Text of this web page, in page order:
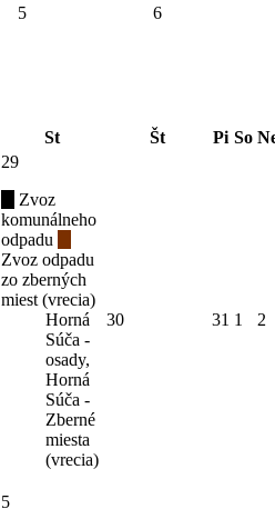
5 6
St Št Pi So
29
Zvoz
komunálneho
odpadu
Zvoz odpadu
zo zberných
miest (vrecia)
Horná
Súča -
osady,
Horná
Súča -
Zberné
miesta
(vrecia)
30 31 1 2
5